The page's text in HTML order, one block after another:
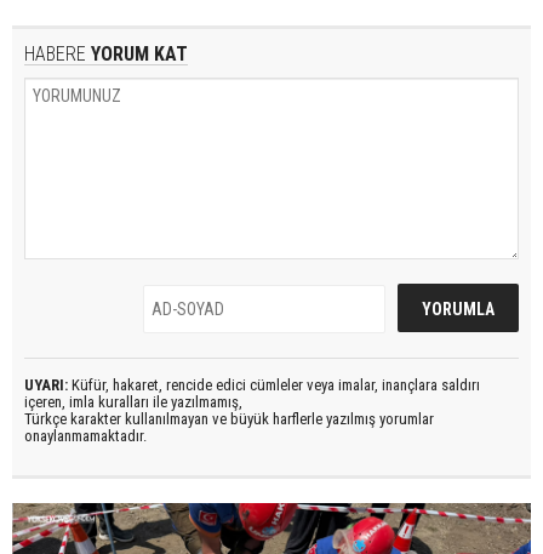
HABERE YORUM KAT
UYARI: Küfür, hakaret, rencide edici cümleler veya imalar, inançlara saldırı
içeren, imla kuralları ile yazılmamış,
Türkçe karakter kullanılmayan ve büyük harflerle yazılmış yorumlar
onaylanmamaktadır.